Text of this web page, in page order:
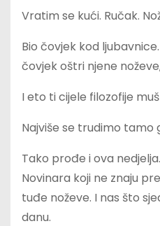
Vratim se kući. Ručak.
Bio čovjek kod
čovjek oštri njene
I eto ti cijele filozofije
Najviše se trudimo tamo
Tako prođe i ova
Novinara koji ne znaju
tuđe noževe. I nas što
danu.